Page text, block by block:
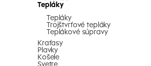
Tepláky
Tepláky
Trojštvrťové tepláky
Teplákové súpravy
Kraťasy
Plavky
Košele
Svetre